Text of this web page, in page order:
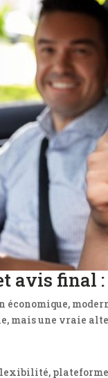
avis final
économique,
mais une vraie